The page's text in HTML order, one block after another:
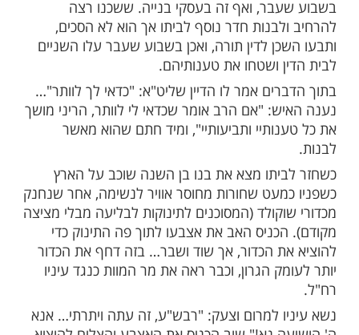
אמרה לבעלה: אכן הנני להודות לך על
להשתתף באסיפת החיזוק, אך דע לך כי
לשלם על כך מחיר יקר… שאף אני רוצה
שנה, ושמעתי מהדרשן שהעצה היא להיות
מידותיו, לוותר לשכנים ולתת להם להוסיף על
נפשם.
באותו הלילה הודיע האברך הנ"ל לכל שכניו
לכל מה שהם מבקשים וחתם על הסכמתו.
חודשים נולדו לו במז"ט תאומים בריאים
והוא ראה בכך אות מן השמים, שמאחר שהיטיב
אלוקים את מעשיו ו'החזירו' לו גם אותו הילד
בכל המשפחות שמשני הצדדים לא נראה כדבר
תאומים, כבר דורי דורות)…